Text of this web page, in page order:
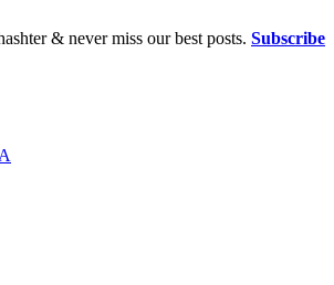
& never miss our best posts. Subscribe